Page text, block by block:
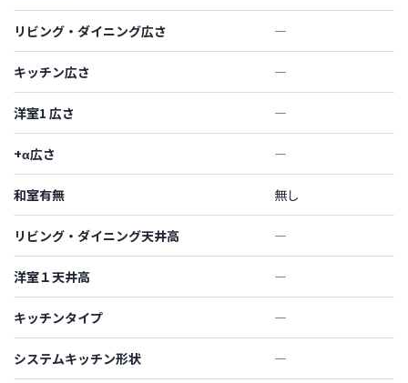
リビング・ダイニング広さ ―
キッチン広さ ―
洋室1 広さ ―
+α広さ ―
和室有無 無し
リビング・ダイニング天井高 ―
洋室１天井高 ―
キッチンタイプ ―
システムキッチン形状 ―